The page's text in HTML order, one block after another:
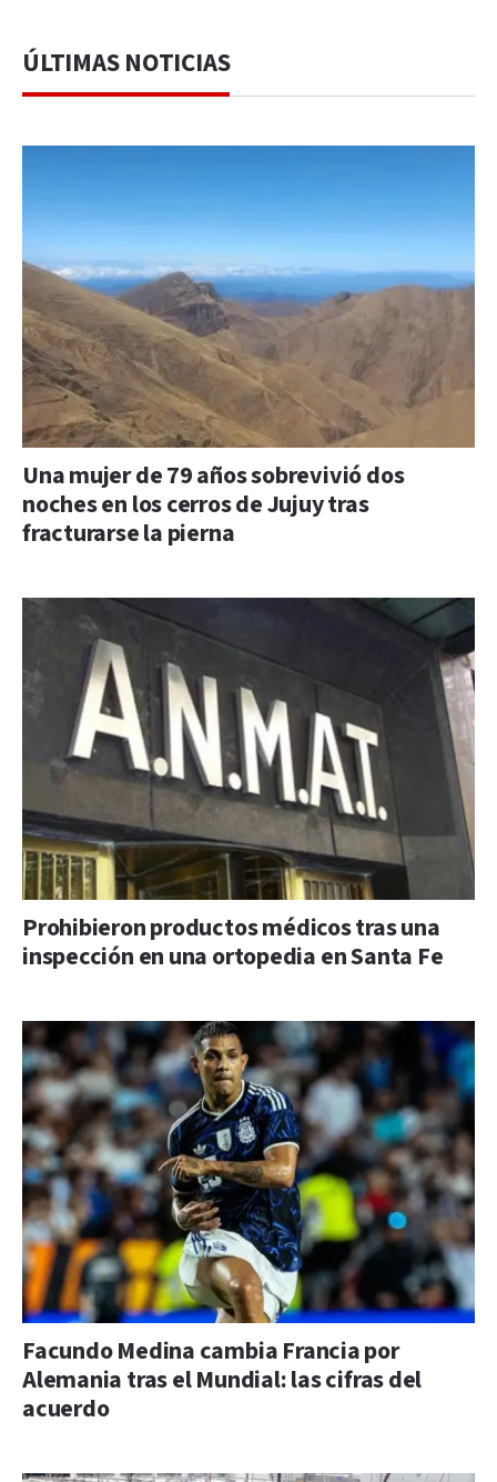
ÚLTIMAS NOTICIAS
Una mujer de 79 años sobrevivió dos
noches en los cerros de Jujuy tras
fracturarse la pierna
Prohibieron productos médicos tras una
inspección en una ortopedia en Santa Fe
Facundo Medina cambia Francia por
Alemania tras el Mundial: las cifras del
acuerdo